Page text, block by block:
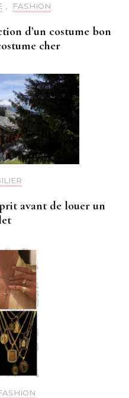
, FASHION
d’un costume bon
cher
avant de louer un